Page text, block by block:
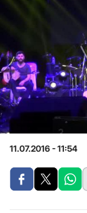
11.07.2016 - 11:54